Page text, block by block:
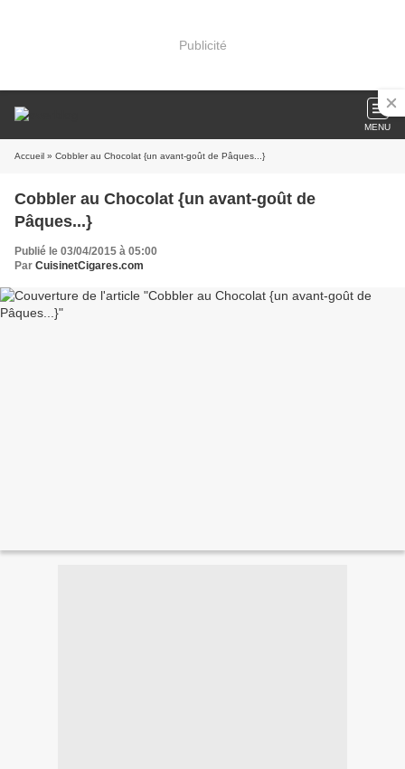
Publicité
MENU
Accueil » Cobbler au Chocolat {un avant-goût de Pâques...}
Cobbler au Chocolat {un avant-goût de
Pâques...}
Publié le 03/04/2015 à 05:00
Par CuisinetCigares.com